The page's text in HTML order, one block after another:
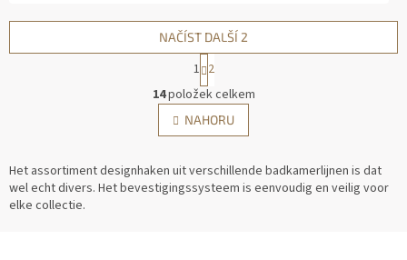
O
V
L
Á
A
C
NAČÍST DALŠÍ 2
S
N
K
1 2
14položek celkem
NAHORU
Het assortiment designhaken uit verschillende badkamerlijnen is dat
wel echt divers. Het bevestigingssysteem is eenvoudig en veilig voor
elke collectie.